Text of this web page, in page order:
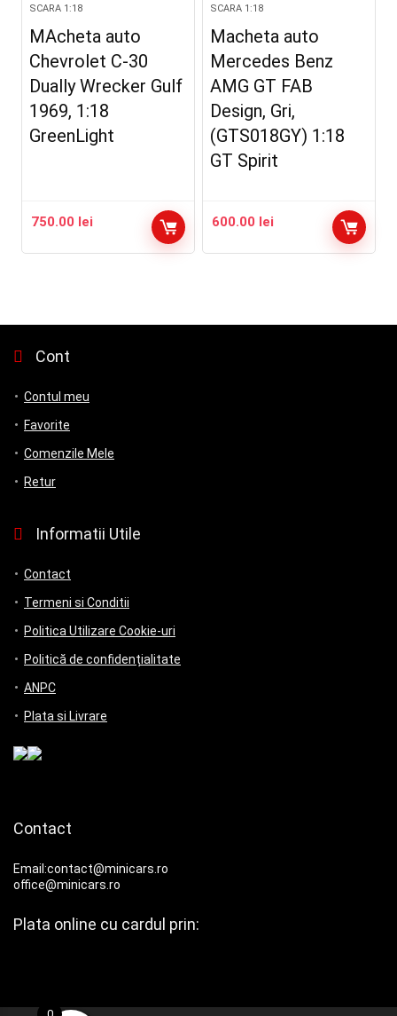
SCARA 1:18
MAcheta auto
Chevrolet C-30
Dually Wrecker Gulf
1969, 1:18
GreenLight
750.00 lei
SCARA 1:18
Macheta auto
Mercedes Benz
AMG GT FAB
Design, Gri,
(GTS018GY) 1:18
GT Spirit
600.00 lei
Cont
Contul meu
Favorite
Comenzile Mele
Retur
Informatii Utile
Contact
Termeni si Conditii
Politica Utilizare Cookie-uri
Politică de confidențialitate
ANPC
Plata si Livrare
Contact
Email:contact@minicars.ro
office@minicars.ro
Plata online cu cardul prin: